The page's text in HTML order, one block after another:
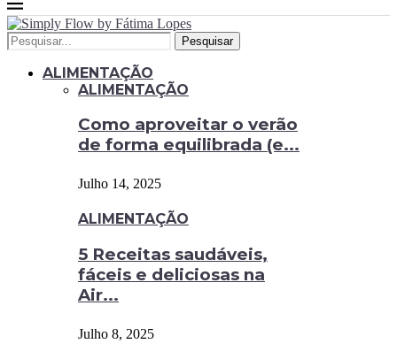
Pesquisar
ALIMENTAÇÃO
ALIMENTAÇÃO
Como aproveitar o verão
de forma equilibrada (e...
Julho 14, 2025
ALIMENTAÇÃO
5 Receitas saudáveis,
fáceis e deliciosas na
Air...
Julho 8, 2025